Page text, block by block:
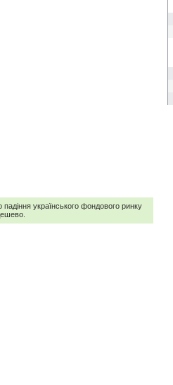
падіння українського фондового ринку